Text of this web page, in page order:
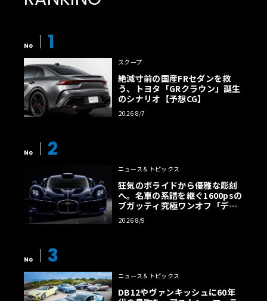
No 1
スクープ
絶滅寸前の国産FRセダンを救
う、トヨタ「GRクラウン」誕生
のシナリオ【予想CG】
2026 8/7
No 2
ニュース＆トピックス
狂気のボライドから優雅な彫刻
へ。名車の系譜を継ぐ1600psの
ブガッティ究極ワンオフ「デス
トリエ」
2026 8/9
No 3
ニュース＆トピックス
DB12やヴァンキッシュに60年